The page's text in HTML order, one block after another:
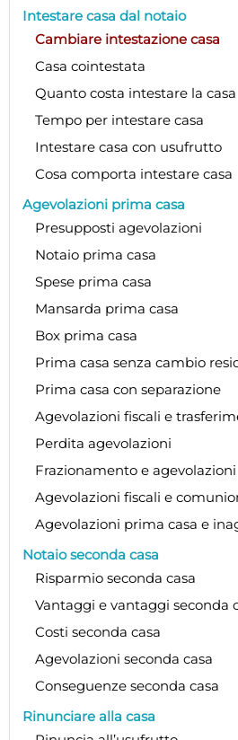
Intestare casa dal notaio
Cambiare intestazione casa
Casa cointestata
Quanto costa intestare la casa
Tempo per intestare casa
Intestare casa con usufrutto
Cosa comporta intestare casa
Agevolazioni prima casa
Presupposti agevolazioni
Notaio prima casa
Spese prima casa
Mansarda prima casa
Box prima casa
Prima casa senza cambio
Prima casa con separazione
Agevolazioni fiscali e
Perdita agevolazioni
Frazionamento e agevolazioni
Agevolazioni fiscali e
Agevolazioni prima casa e
Notaio seconda casa
Risparmio seconda casa
Vantaggi e vantaggi seconda
Costi seconda casa
Agevolazioni seconda casa
Conseguenze seconda casa
Rinunciare alla casa